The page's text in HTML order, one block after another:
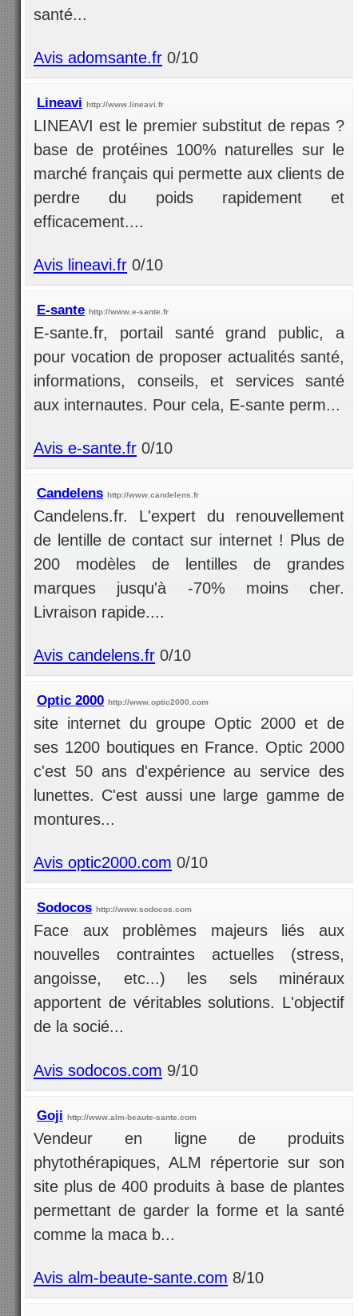
santé...
Avis adomsante.fr 0/10
Lineavi http://www.lineavi.fr
LINEAVI est le premier substitut de repas ?
base de protéines 100% naturelles sur le
marché français qui permette aux clients de
perdre du poids rapidement et
efficacement....
Avis lineavi.fr 0/10
E-sante http://www.e-sante.fr
E-sante.fr, portail santé grand public, a
pour vocation de proposer actualités santé,
informations, conseils, et services santé
aux internautes. Pour cela, E-sante perm...
Avis e-sante.fr 0/10
Candelens http://www.candelens.fr
Candelens.fr. L'expert du renouvellement
de lentille de contact sur internet ! Plus de
200 modèles de lentilles de grandes
marques jusqu'à -70% moins cher.
Livraison rapide....
Avis candelens.fr 0/10
Optic 2000 http://www.optic2000.com
site internet du groupe Optic 2000 et de
ses 1200 boutiques en France. Optic 2000
c'est 50 ans d'expérience au service des
lunettes. C'est aussi une large gamme de
montures...
Avis optic2000.com 0/10
Sodocos http://www.sodocos.com
Face aux problèmes majeurs liés aux
nouvelles contraintes actuelles (stress,
angoisse, etc...) les sels minéraux
apportent de véritables solutions. L'objectif
de la socié...
Avis sodocos.com 9/10
Goji http://www.alm-beaute-sante.com
Vendeur en ligne de produits
phytothérapiques, ALM répertorie sur son
site plus de 400 produits à base de plantes
permettant de garder la forme et la santé
comme la maca b...
Avis alm-beaute-sante.com 8/10